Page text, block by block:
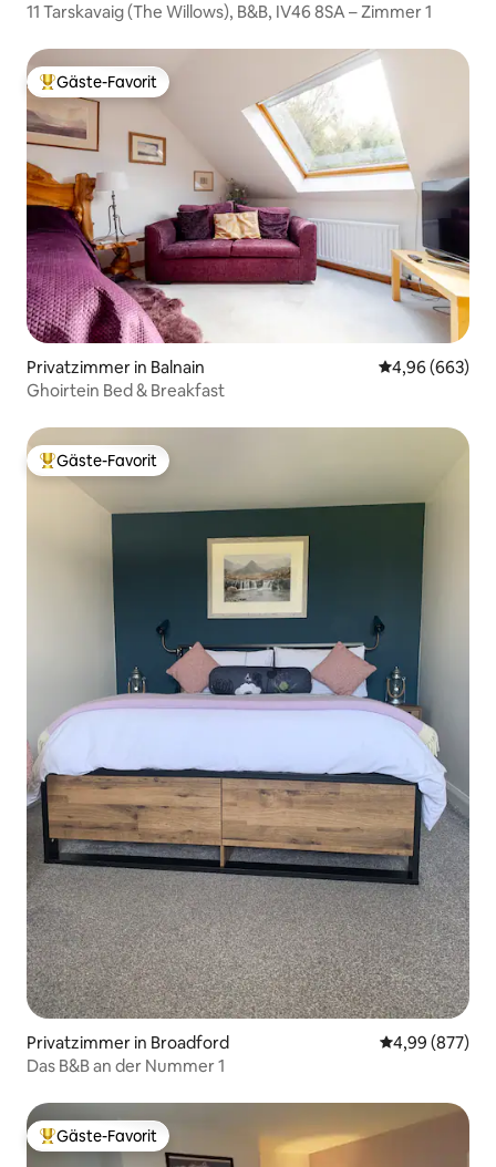
11 Tarskavaig (The Willows), B&B, IV46 8SA – Zimmer 1
Beliebter Gäste-Favorit.
Gäste-Favorit
Privatzimmer in Balnain
4,96 (663)
Ghoirtein Bed & Breakfast
Beliebter Gäste-Favorit.
Gäste-Favorit
Privatzimmer in Broadford
4,99 (877)
Das B&B an der Nummer 1
Beliebter Gäste-Favorit.
Gäste-Favorit